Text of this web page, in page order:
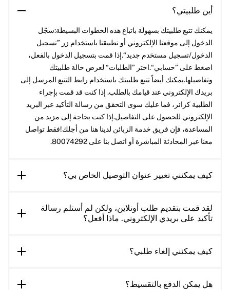
أين طلبيتي؟
يمكنك تتبع طلبيتك بسهولة باتباع هذه الخطوات البسيطة:سجّل
الدخول إلى موقعنا الإلكتروني أو تطبيقنا باستخدام زر ”تسجيل
الدخول/تسجيل مستخدم جديد“.إذا قمت بتسجيل الدخول بالفعل،
اضغط على ”حسابي“.اختر ”الطلبات“ لعرض حالة طلبيتك
وتفاصيلها.يمكنك أيضاً تتبع طلبيتك باستخدام رابط التتبع المرسل إلى
بريدك الإلكتروني عند قيامك بالطلب. إذا كنت قد قمت بإجراء
الطلبية كزائر، فما عليك سوى التحقق من رسالة التأكيد عبر البريد
الإلكتروني للحصول على التفاصيل.إذا كنت بحاجة إلى مزيد من
المساعدة، فإن فريق خدمة الزبائن لدينا هنا من أجلك!فقط تواصل
معنا عبر المحادثة المباشرة أو اتصل بنا على 80074292.
كيف يمكنني تغيير عنوان التوصيل الخاص بي؟
لقد قمت بتقديم طلب أونلاين، ولكن لم أستلم رسالة
تأكيد على بريدي الإلكتروني. ماذا أفعل؟
كيف يمكنني إلغاء طلبي؟
هل يمكن الدفع بالتقسيط؟